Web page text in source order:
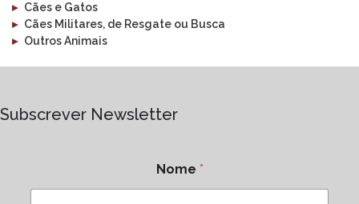
▸ Cães e Gatos
▸ Cães Militares, de Resgate ou Busca
▸ Outros Animais
Subscrever Newsletter
Nome *